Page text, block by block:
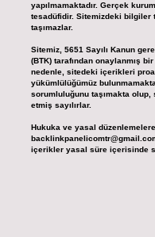
yapılmamaktadır. Gerçek
tesadüfidir. Sitemizdeki
taşımazlar.
Sitemiz, 5651 Sayılı Kanun
(BTK) tarafından onaylanmış
nedenle, sitedeki içerikleri
yükümlülüğümüz
sorumluluğunu taşımakta
etmiş sayılırlar.
Hukuka ve yasal
içerikler yasal süre içerisinde